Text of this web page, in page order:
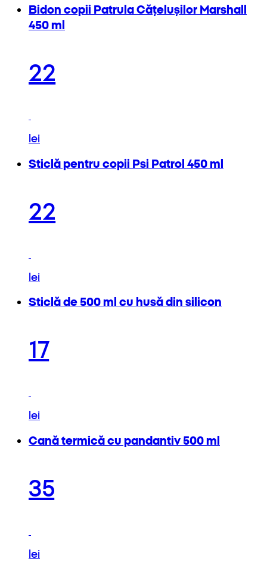
Bidon copii Patrula Cățelușilor Marshall
450 ml
22
lei
Sticlă pentru copii Psi Patrol 450 ml
22
lei
Sticlă de 500 ml cu husă din silicon
17
lei
Cană termică cu pandantiv 500 ml
35
lei